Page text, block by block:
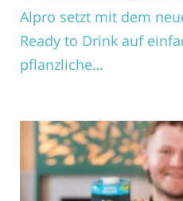
Alpro setzt mit dem
Ready to Drink auf
pflanzliche…